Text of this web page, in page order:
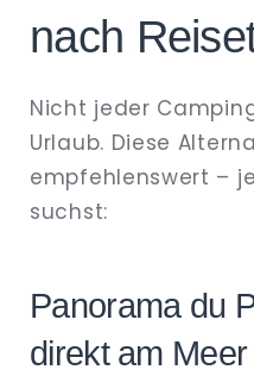
nach
Nicht jeder
Urlaub. Diese
empfehlenswert –
suchst:
Panorama du
direkt am Meer